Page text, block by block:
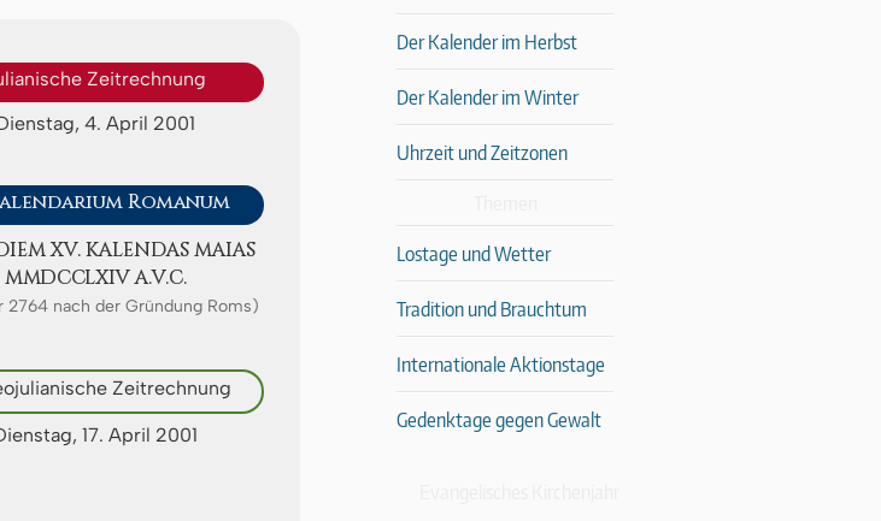
Zeitrechnung
4. April 2001
Romanum
XV. KA­LEN­DAS MAIAS
ⅯⅯⅮⅭⅭⅬⅩⅠⅤ A.V.C.
2764 nach der Gründung Roms)
Zeitrechnung
17. April 2001
Der Kalender im Herbst
Der Kalender im Winter
Uhrzeit und Zeitzonen
Lostage und Wetter
Tradition und Brauchtum
Internationale Aktionstage
Gedenktage gegen Gewalt